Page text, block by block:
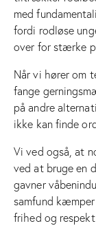
med
fordi rodløse
over for stærke
Når vi hører om
fange
på andre
ikke kan finde
Vi ved også, at
ved at bruge en
gavner
samfund
frihed og